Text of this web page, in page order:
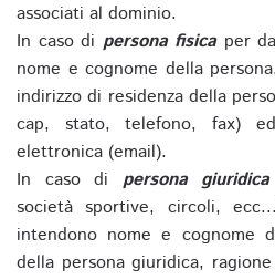
associati al dominio.
In caso di persona fisicaper
nome e cognome della
indirizzo di residenza della
cap, stato, telefono, fax)
elettronica (email).
In caso di persona giuridica
società sportive, circoli,
intendono nome e cognome
della persona giuridica,